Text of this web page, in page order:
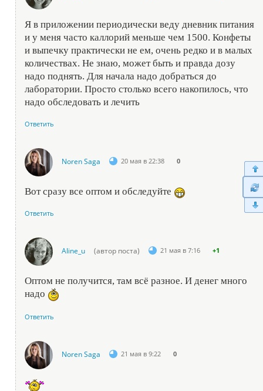
Я в приложении периодически веду дневник питания
и у меня часто каллорий меньше чем 1500. Конфеты
и выпечку практически не ем, очень редко и в малых
количествах. Не знаю, может быть и правда дозу
надо поднять. Для начала надо добраться до
лаборатории. Просто столько всего накопилось, что
надо обследовать и лечить
Ответить
Noren Saga 20 мая в 22:38 0
Вот сразу все оптом и обследуйте
Ответить
Aline_u (автор поста) 21 мая в 7:16 +1
Оптом не получится, там всё разное. И денег много
надо
Ответить
Noren Saga 21 мая в 9:22 0